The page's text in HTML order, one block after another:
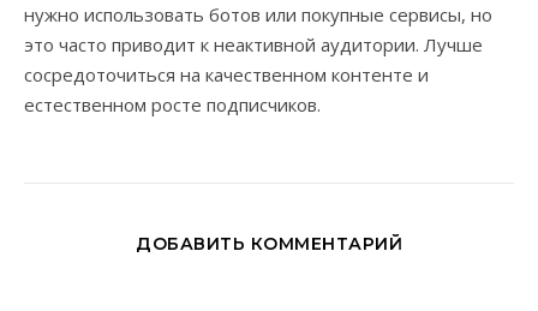
нужно использовать ботов или покупные сервисы, но
это часто приводит к неактивной аудитории. Лучше
сосредоточиться на качественном контенте и
естественном росте подписчиков.
ДОБАВИТЬ КОММЕНТАРИЙ